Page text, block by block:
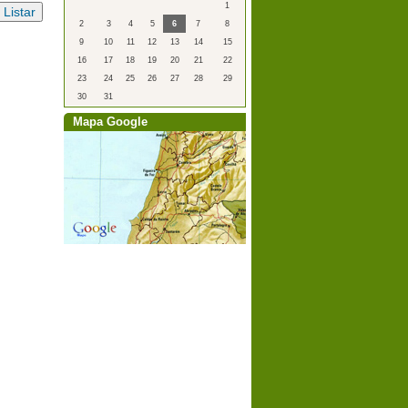
1
2
3 4 5 6 7
8
9
10 11 12 13 14
15
16
17 18 19 20 21
22
23
24 25 26 27 28
29
30
31
Mapa Google